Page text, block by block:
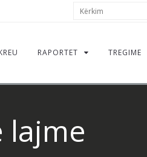
Search
form
RAPORTET TREGIME
lajme